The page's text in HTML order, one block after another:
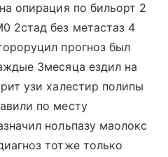
опирация по бильорт 2
2стад без метастаз 4
прогноз был
3месяца ездил на
узи халестир полипы
по месту
нольпазу маолокс
тотже только